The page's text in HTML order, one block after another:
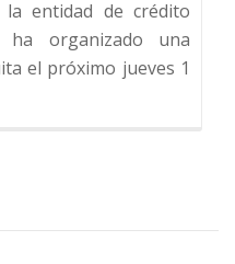
la entidad de crédito
ha organizado una
el próximo jueves 1